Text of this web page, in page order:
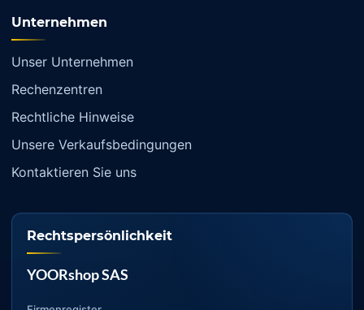
Unternehmen
Unser Unternehmen
Rechenzentren
Rechtliche Hinweise
Unsere Verkaufsbedingungen
Kontaktieren Sie uns
Rechtspersönlichkeit
YOORshop SAS